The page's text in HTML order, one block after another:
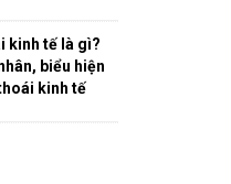
kinh tế là gì?
biểu hiện
kinh tế